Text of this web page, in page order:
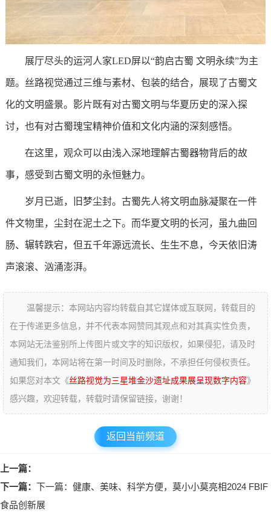
展厅尽头的运河人家LED屏以“韵启古蜀 文明永续”为主
题。丝路视觉通过三维与素材、包装的结合，展现了古蜀文
化的文明盛景。影片既有对古蜀文明与华夏历史的深入探
讨，也有对古蜀瑰宝精神价值和文化内涵的深刻感悟。
在这里，观众可以由浅入深地理解古蜀器物背后的故
事，感受到古蜀文明的永恒魅力。
岁月已逝，旧梦尘封。古蜀先人将文明血脉凝聚在一件
件文物里，尘封在泥土之下。而华夏文明的长河，虽九曲回
肠、辗转跌宕，但五千年源远流长、生生不息，今天依旧涛
声滚滚、汹涌澎湃。
温馨提示：本网站内容均转载自其它媒体或互联网，转载目的
在于传递更多信息，并不代表本网赞同其观点和对其真实性负责，
本网站无法鉴别所上传图片或文字的知识版权，如果侵犯，请及时
通知我们，本网站将在第一时间及时删除，不承担任何侵权责任。
如果您对本文《丝路视觉为三星堆金沙遗址成果展呈现数字内容》
感兴趣，欢迎转载，转载时请保留链接，谢谢！
返回当前频道
上一篇：
下一篇： 下一篇：健康、美味、科学方便，莫小小莫亮相2024 FBIF
食品创新展